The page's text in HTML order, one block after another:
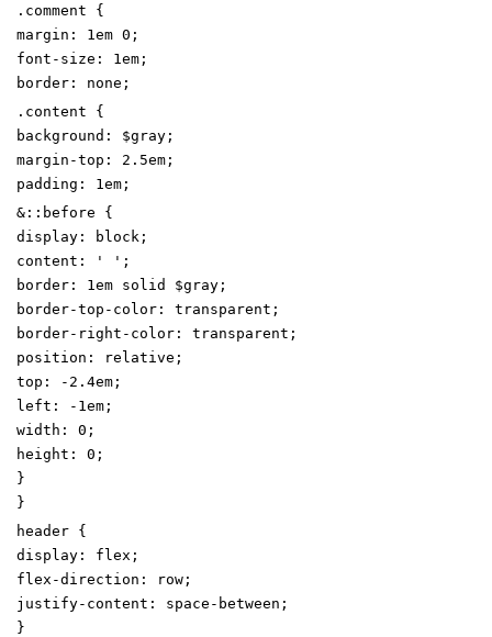
. comment
{
margin : 1 em 0 ;
font-size : 1 em ;
border : none ;
. content
{
background : $gray ;
margin-top : 2 .5em ;
padding : 1 em ;
& : : before
{
display : block ;
content : ' ' ;
border : 1 em solid $gray ;
border-top-color : transparent ;
border-right-color : transparent ;
position : relative ;
top : - 2 .4em ;
left : - 1 em ;
width : 0 ;
height : 0 ;
}
}
header {
display : flex ;
flex-direction : row ;
justify-content : space-between ;
}